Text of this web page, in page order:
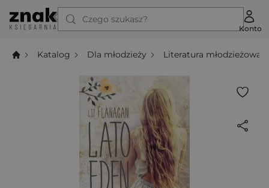
Czego szukasz?
Konto
Katalog Dla młodzieży Literatura młodzieżowa